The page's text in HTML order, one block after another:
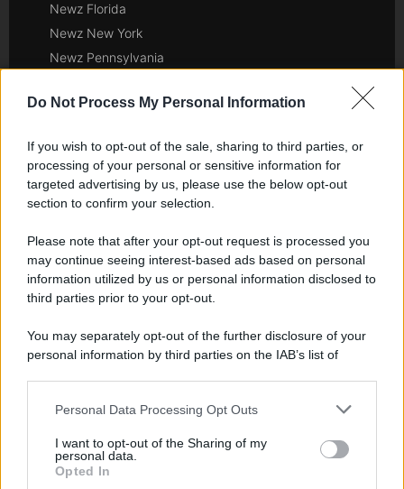
Do Not Process My Personal Information
If you wish to opt-out of the sale, sharing to third parties, or
processing of your personal or sensitive information for
targeted advertising by us, please use the below opt-out
section to confirm your selection.
Please note that after your opt-out request is processed you
may continue seeing interest-based ads based on personal
information utilized by us or personal information disclosed to
third parties prior to your opt-out.
You may separately opt-out of the further disclosure of your
personal information by third parties on the IAB’s list of
This information may also be disclosed by us to third parties
disclose it to other third parties.
Please note that this website/app uses one or more Google
Personal Data Processing Opt Outs
I want to opt-out of the Sharing of my
personal data.
Opted In
Newz Florida
Newz New York
Newz Pennsylvania
Newz Ohio
Hig Tech Mag
Scoop Mag
Lgbtqia News
Day Travel 365
Home Magazine 365
Cineverse Magazine
Francia
InvestirMag